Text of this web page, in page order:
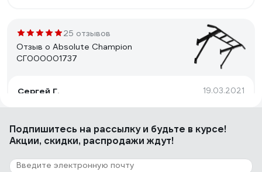
25 отзывов
Отзыв о Absolute Champion
СГ000001737
Сергей Г. 19.03.2021
Крепкий
27 отзывов
Отзыв о Absolute Champion Профи
Подпишитесь на рассылкуи будьте в курсе!
Акции, скидки, распродажи ждут!